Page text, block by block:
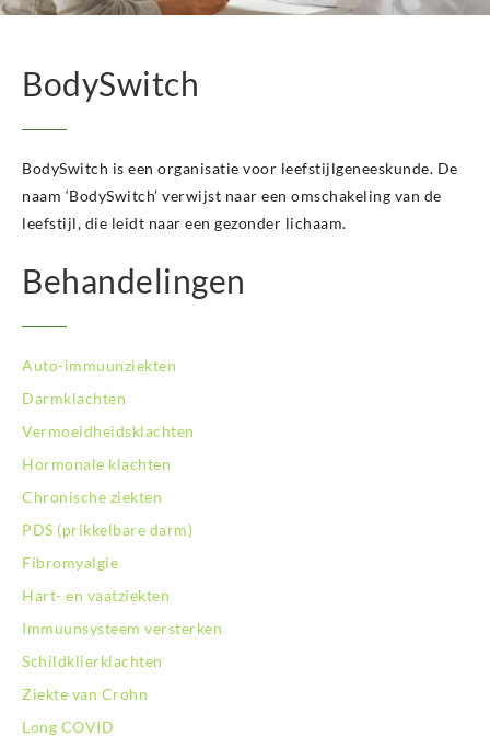
BodySwitch Hoofddorp
BodySwitch Hoorn
BodySwitch Kampen
BodySwitch Kerkrade
BodySwitch Krimpenerwaard
BodySwitch Leeuwarden
BodySwitch Leiden
BodySwitch Lelystad
BodySwitch Maastricht
BodySwitch Nijmegen
BodySwitch Oss
BodySwitch Purmerend
BodySwitch Rotterdam-Centrum
BodySwitch Rotterdam-Kralingen
BodySwitch Rotterdam-Oost
BodySwitch Schiedam
BodySwitch Tiel
BodySwitch Tilburg
BodySwitch Utrecht
BodySwitch Veluwe
BodySwitch Vlaardingen
BodySwitch
BodySwitch is een organisatie voor leefstijlgeneeskunde. De
naam ‘BodySwitch’ verwijst naar een omschakeling van de
leefstijl, die leidt naar een gezonder lichaam.
Behandelingen
Auto-immuunziekten
Darmklachten
Vermoeidheidsklachten
Hormonale klachten
Chronische ziekten
PDS (prikkelbare darm)
Fibromyalgie
Hart- en vaatziekten
Immuunsysteem versterken
Schildklierklachten
Ziekte van Crohn
Long COVID